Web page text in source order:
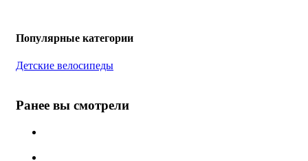
Популярные категории
Детские велосипеды
Ранее вы смотрели